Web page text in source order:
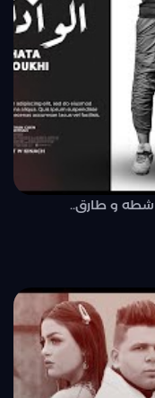
شطه و طارق..